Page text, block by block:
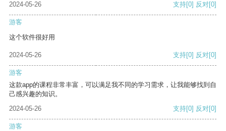
2024-05-26
支持[0] 反对[0]
游客
这个软件很好用
2024-05-26 支持[0] 反对[0]
游客
这款app的课程非常丰富，可以满足我不同的学习需求，让我能够找到自
己感兴趣的知识。
2024-05-26
支持[0] 反对[0]
游客